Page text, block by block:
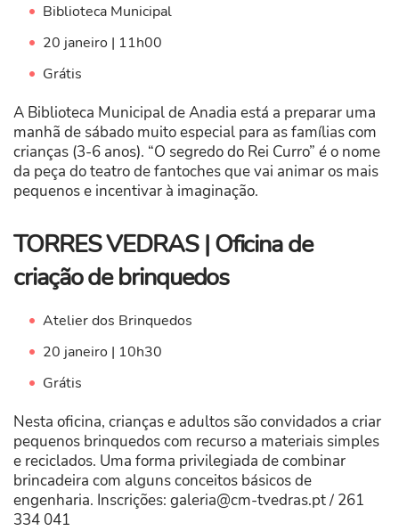
Biblioteca Municipal
20 janeiro | 11h00
Grátis
A Biblioteca Municipal de Anadia está a preparar uma
manhã de sábado muito especial para as famílias com
crianças (3-6 anos). “O segredo do Rei Curro” é o nome
da peça do teatro de fantoches que vai animar os mais
pequenos e incentivar à imaginação.
TORRES VEDRAS | Oficina de
criação de brinquedos
Atelier dos Brinquedos
20 janeiro | 10h30
Grátis
Nesta oficina, crianças e adultos são convidados a criar
pequenos brinquedos com recurso a materiais simples
e reciclados. Uma forma privilegiada de combinar
brincadeira com alguns conceitos básicos de
engenharia. Inscrições: galeria@cm-tvedras.pt/ 261
334 041